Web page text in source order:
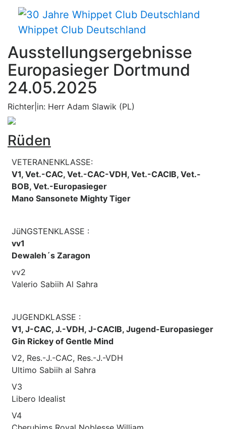
Whippet Club Deutschland
Ausstellungsergebnisse
Europasieger Dortmund
24.05.2025
Richter|in: Herr Adam Slawik (PL)
Rüden
VETERANENKLASSE:
V1, Vet.-CAC, Vet.-CAC-VDH, Vet.-CACIB, Vet.-
BOB, Vet.-Europasieger
Mano Sansonete Mighty Tiger
JüNGSTENKLASSE :
vv1
Dewaleh´s Zaragon
vv2
Valerio Sabiih Al Sahra
JUGENDKLASSE :
V1, J-CAC, J.-VDH, J-CACIB, Jugend-Europasieger
Gin Rickey of Gentle Mind
V2, Res.-J.-CAC, Res.-J.-VDH
Ultimo Sabiih al Sahra
V3
Libero Idealist
V4